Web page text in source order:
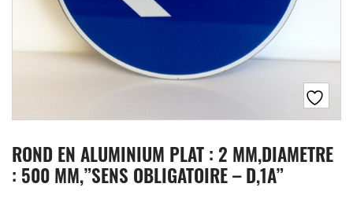
ROND EN ALUMINIUM PLAT : 2 MM,DIAMETRE
: 500 MM,”SENS OBLIGATOIRE – D,1A”